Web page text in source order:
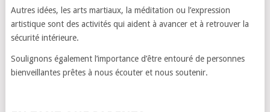
Autres idées, les arts martiaux, la méditation ou l’expression
artistique sont des activités qui aident à avancer et à retrouver la
sécurité intérieure.
Soulignons également l’importance d’être entouré de personnes
bienveillantes prêtes à nous écouter et nous soutenir.